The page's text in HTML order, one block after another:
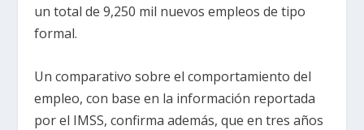
un total de 9,250 mil nuevos empleos de tipo
formal.
Un comparativo sobre el comportamiento del
empleo, con base en la información reportada
por el IMSS, confirma además, que en tres años